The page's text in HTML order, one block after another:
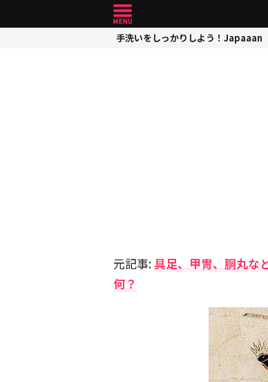
手洗いをしっかりしよう！Japaaan
元記事: 具足、甲冑、胴丸な
何？